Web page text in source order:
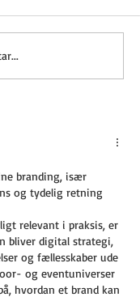
branding, især
og tydelig retning
relevant i praksis, er
bliver digital strategi,
og fællesskaber ude
og eventuniverser
hvordan et brand kan